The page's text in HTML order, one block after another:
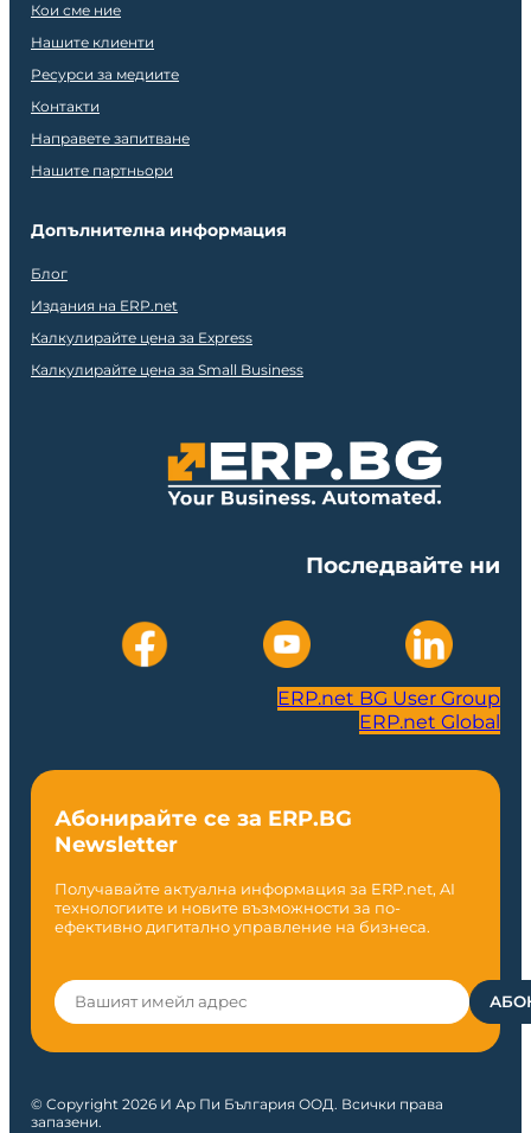
Кои сме ние
Нашите клиенти
Ресурси за медиите
Контакти
Направете запитване
Нашите партньори
Допълнителна информация
Блог
Издания на ERP.net
Калкулирайте цена за Express
Калкулирайте цена за Small Business
Последвайте ни
ERP.net BG User Group
ERP.net Global
Абонирайте се за ERP.BG
Newsletter
Получавайте актуална информация за ERP.net, AI
технологиите и новите възможности за по-
ефективно дигитално управление на бизнеса.
© Copyright 2026 И Ар Пи България ООД. Всички права
запазени.